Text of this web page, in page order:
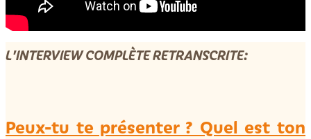
L'INTERVIEW COMPLÈTE RETRANSCRITE:
Peux-tu te présenter ? Quel est ton